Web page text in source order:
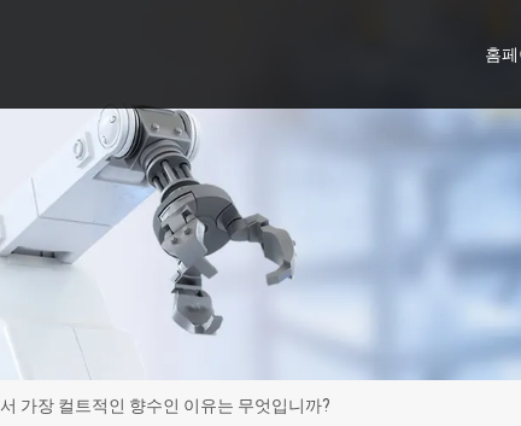
홈
가장 컬트적인 향수인 이유는 무엇입니까?